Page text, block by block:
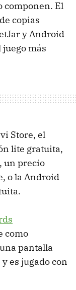
componen. El
copias
y Android
más
Store, el
lite gratuita,
un precio
o la Android
como
pantalla
y es jugado con